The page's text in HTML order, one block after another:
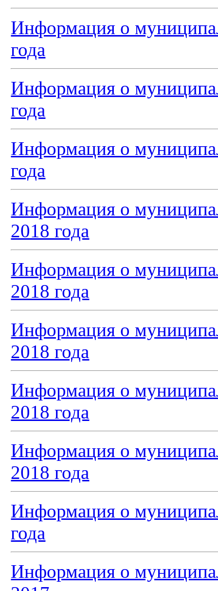
Информация о
года
Информация о
года
Информация о
года
Информация о
2018 года
Информация о
2018 года
Информация о
2018 года
Информация о
2018 года
Информация о
2018 года
Информация о
года
Информация о